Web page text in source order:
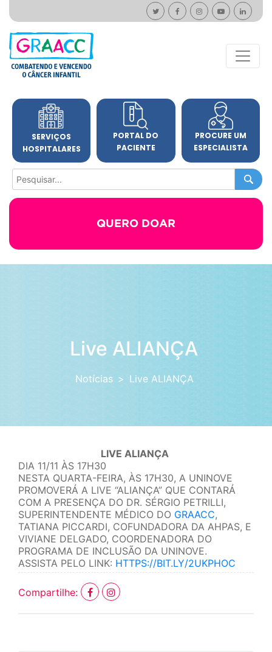
SERVIÇOS
HOSPITALARES
PORTAL DO
PACIENTE
PROCURE UM
ESPECIALISTA
QUERO DOAR
Live ALIANÇA
Notícias Live ALIANÇA
LIVE ALIANÇA
DIA 11/11 ÀS 17H30
NESTA QUARTA-FEIRA, ÀS 17H30, A UNINOVE
PROMOVERÁ A LIVE “ALIANÇA” QUE CONTARÁ
COM A PRESENÇA DO DR. SÉRGIO PETRILLI,
SUPERINTENDENTE MÉDICO DO GRAACC,
TATIANA PICCARDI, COFUNDADORA DA AHPAS, E
VIVIANE DELGADO, COORDENADORA DO
PROGRAMA DE INCLUSÃO DA UNINOVE.
ASSISTA PELO LINK: HTTPS://BIT.LY/2UKPHOC
Compartilhe: